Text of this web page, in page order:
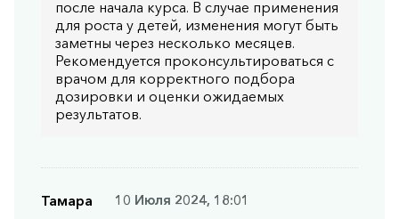
после начала курса. В случае применения
для роста у детей, изменения могут быть
заметны через несколько месяцев.
Рекомендуется проконсультироваться с
врачом для корректного подбора
дозировки и оценки ожидаемых
результатов.
Тамара
10 Июля 2024, 18:01